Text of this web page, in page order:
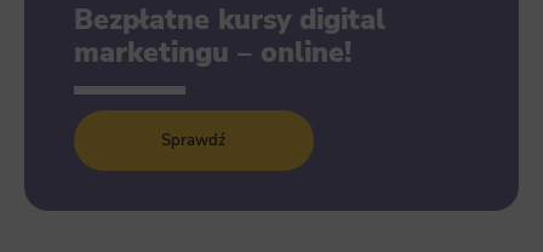
Bezpłatne kursy digital
marketingu – online!
Sprawdź